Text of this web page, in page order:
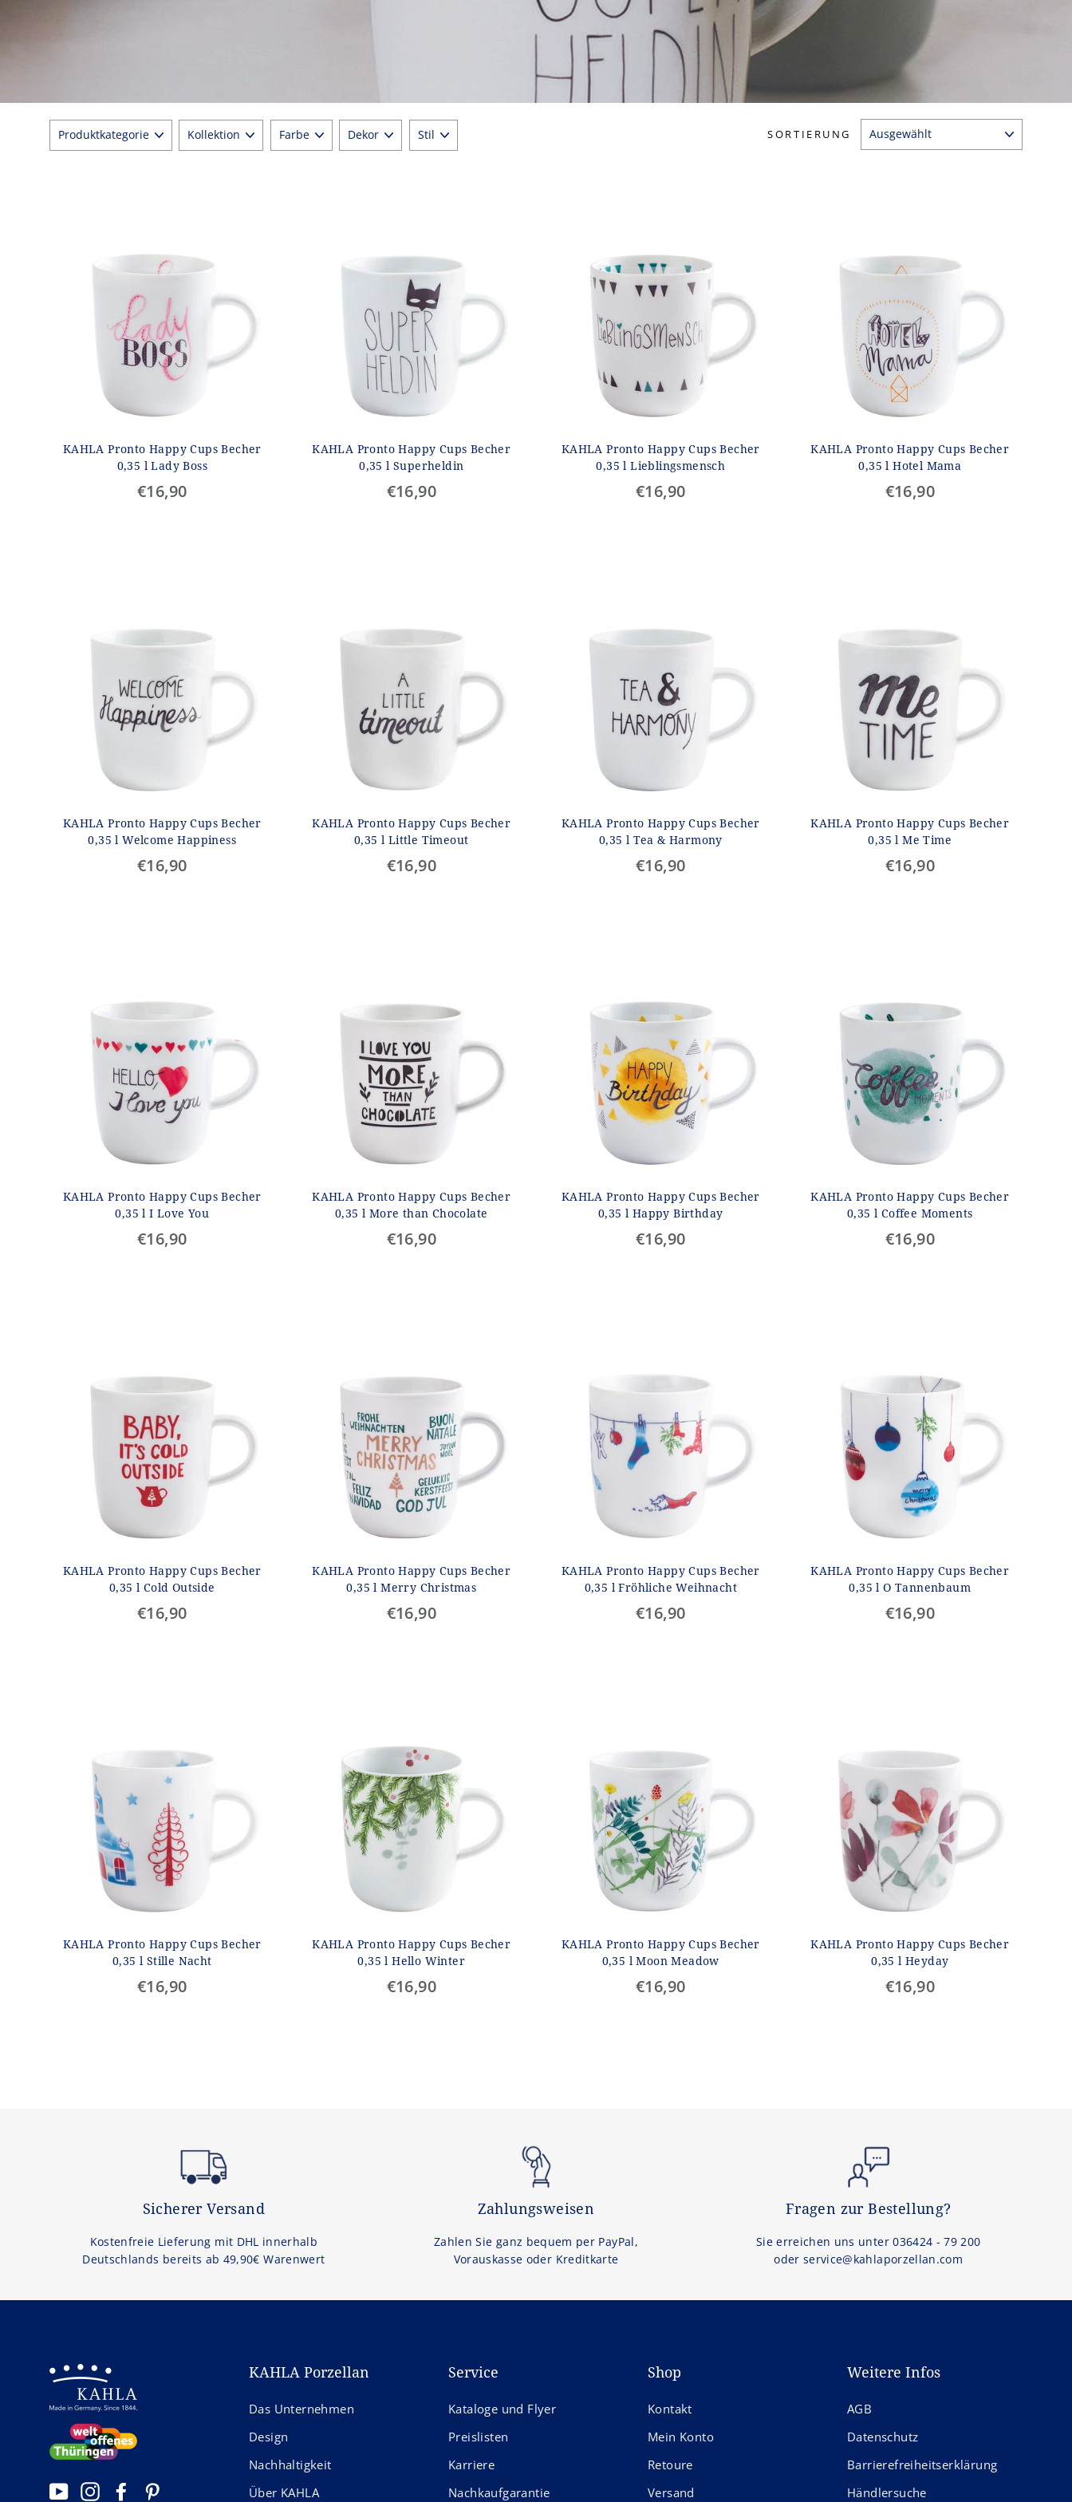
PRODUKTKATEGORIE KOLLEKTION FARBE DEKOR STIL
SORTIERUNG
KAHLA Pronto Happy Cups Becher
0,35 l Lady Boss
€16,90
KAHLA Pronto Happy Cups Becher
0,35 l Superheldin
€16,90
KAHLA Pronto Happy Cups Becher
0,35 l Lieblingsmensch
€16,90
KAHLA Pronto Happy Cups Becher
0,35 l Hotel Mama
€16,90
KAHLA Pronto Happy Cups Becher
0,35 l Welcome Happiness
€16,90
KAHLA Pronto Happy Cups Becher
0,35 l Little Timeout
€16,90
KAHLA Pronto Happy Cups Becher
0,35 l Tea & Harmony
€16,90
KAHLA Pronto Happy Cups Becher
0,35 l Me Time
€16,90
KAHLA Pronto Happy Cups Becher
0,35 l I Love You
€16,90
KAHLA Pronto Happy Cups Becher
0,35 l More than Chocolate
€16,90
KAHLA Pronto Happy Cups Becher
0,35 l Happy Birthday
€16,90
KAHLA Pronto Happy Cups Becher
0,35 l Coffee Moments
€16,90
KAHLA Pronto Happy Cups Becher
0,35 l Cold Outside
€16,90
KAHLA Pronto Happy Cups Becher
0,35 l Merry Christmas
€16,90
KAHLA Pronto Happy Cups Becher
0,35 l Fröhliche Weihnacht
€16,90
KAHLA Pronto Happy Cups Becher
0,35 l O Tannenbaum
€16,90
KAHLA Pronto Happy Cups Becher
0,35 l Stille Nacht
€16,90
KAHLA Pronto Happy Cups Becher
0,35 l Hello Winter
€16,90
KAHLA Pronto Happy Cups Becher
0,35 l Moon Meadow
€16,90
KAHLA Pronto Happy Cups Becher
0,35 l Heyday
€16,90
Sicherer Versand
Kostenfreie Lieferung mit DHL innerhalb
Deutschlands bereits ab 49,90€ Warenwert
Zahlungsweisen
Zahlen Sie ganz bequem per PayPal,
Vorauskasse oder Kreditkarte
Fragen zur Bestellung?
Sie erreichen uns unter 036424 - 79 200
oder service@kahlaporzellan.com
YouTubeInstagramFacebook
KAHLA Porzellan
Das Unternehmen
Design
Nachhaltigkeit
Über KAHLA
Service
Kataloge und Flyer
Preislisten
Karriere
Nachkaufgarantie
Shop
Kontakt
Mein Konto
Retoure
Versand
Weitere Infos
AGB
Datenschutz
Barrierefreiheitserklärung
Händlersuche